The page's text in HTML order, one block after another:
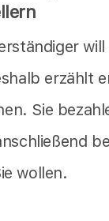
erzählt
Sie
wollen.